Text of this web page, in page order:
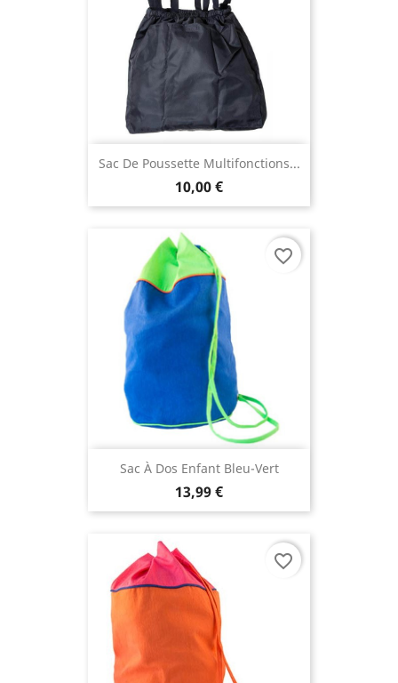
Sac De Poussette Multifonctions...
10,00 €
Sac À Dos Enfant Bleu-Vert
13,99 €
favorite_border
favorite_border